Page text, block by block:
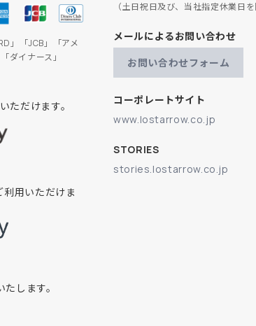
」「JCB」「アメ
ダイナース」
ただけます。
用いただけま
たします。
（土日祝日及び、当社指定休業日
メールによるお問い合わせ
お問い合わせフォーム
コーポレートサイト
www.lostarrow.co.jp
STORIES
stories.lostarrow.co.jp